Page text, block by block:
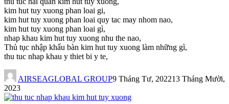
kim hut tuy xuong phan loai gi,
kim hut tuy xuong phan loai quy tac may nhom nao,
kim hut tuy xuong phan loai gì,
nhap khau kim hut tuy xuong nhu the nao,
Thủ tục nhập khẩu bàn kim hut tuy xuong làm những gì,
thu tuc nhap khau y thiet bi y te,
AIRSEAGLOBAL GROUP9 Tháng Tư, 202213 Tháng Mười,
2023